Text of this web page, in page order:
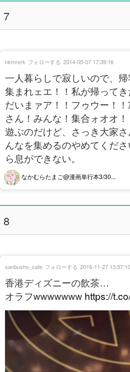
7
一人暮らしで寂しいので、
集まれェエ！！私が帰って
だいまァア！！フゥウー！
さん！みんな！集合ォオオ
遊ぶのだけど、さっき大家
んなを集めるのやめてくだ
ら息ができない。
なかむらたまご@漫画単行本3/30...
nkmrerk フォローする 2014-05-07 17:39:16
8
香港ディズニーの飲茶…
オラフwwwwwww https://
sanbusho_cafe フォローする 2016-11-27 13:57:10